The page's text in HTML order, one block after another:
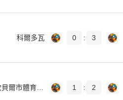
科爾多瓦 0 : 3
1 : 2